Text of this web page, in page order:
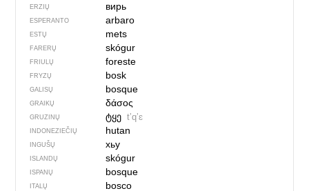
ERZIŲ вирь
ESPERANTO arbaro
ESTŲ mets
FARERŲ skógur
FRIULŲ foreste
FRYZŲ bosk
GALISŲ bosque
GRAIKŲ δάσος
GRUZINŲ ტყე tʼqʼɛ
INDONEZIEČIŲ hutan
INGUŠŲ хьу
ISLANDŲ skógur
ISPANŲ bosque
ITALŲ bosco